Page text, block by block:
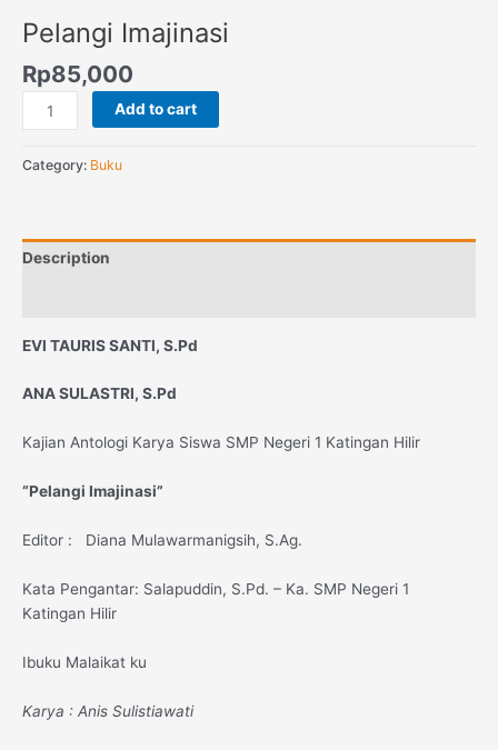
Pelangi Imajinasi
Rp85,000
Add to cart
Category: Buku
Description
EVI TAURIS SANTI, S.Pd
ANA SULASTRI, S.Pd
Kajian Antologi Karya Siswa SMP Negeri 1 Katingan Hilir
“Pelangi Imajinasi”
Editor : Diana Mulawarmanigsih, S.Ag.
Kata Pengantar: Salapuddin, S.Pd. – Ka. SMP Negeri 1
Katingan Hilir
Ibuku Malaikat ku
Karya : Anis Sulistiawati